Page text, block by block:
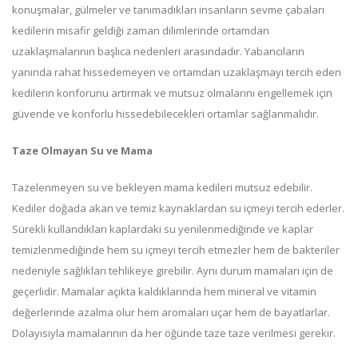
konuşmalar, gülmeler ve tanımadıkları insanların sevme çabaları
kedilerin misafir geldiği zaman dilimlerinde ortamdan
uzaklaşmalarının başlıca nedenleri arasındadır. Yabancıların
yanında rahat hissedemeyen ve ortamdan uzaklaşmayı tercih eden
kedilerin konforunu artırmak ve mutsuz olmalarını engellemek için
güvende ve konforlu hissedebilecekleri ortamlar sağlanmalıdır.
Taze Olmayan Su ve Mama
Tazelenmeyen su ve bekleyen mama kedileri mutsuz edebilir.
Kediler doğada akan ve temiz kaynaklardan su içmeyi tercih ederler.
Sürekli kullandıkları kaplardaki su yenilenmediğinde ve kaplar
temizlenmediğinde hem su içmeyi tercih etmezler hem de bakteriler
nedeniyle sağlıkları tehlikeye girebilir. Aynı durum mamaları için de
geçerlidir. Mamalar açıkta kaldıklarında hem mineral ve vitamin
değerlerinde azalma olur hem aromaları uçar hem de bayatlarlar.
Dolayısıyla mamalarının da her öğünde taze taze verilmesi gerekir.